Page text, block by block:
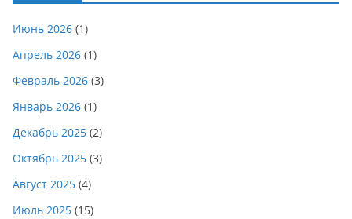
Июнь 2026 (1)
Апрель 2026 (1)
Февраль 2026 (3)
Январь 2026 (1)
Декабрь 2025 (2)
Октябрь 2025 (3)
Август 2025 (4)
Июль 2025 (15)